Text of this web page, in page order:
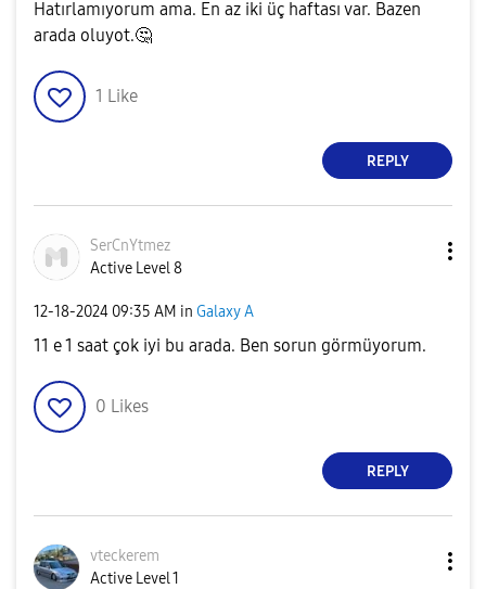
Hatırlamıyorum ama. En az iki üç haftası var. Bazen
arada oluyot.🤔
1 Like
REPLY
SerCnYtmez
Active Level 8
‎12-18-2024 09:35 AM in Galaxy A
11 e 1 saat çok iyi bu arada. Ben sorun görmüyorum.
0 Likes
REPLY
vteckerem
Active Level 1